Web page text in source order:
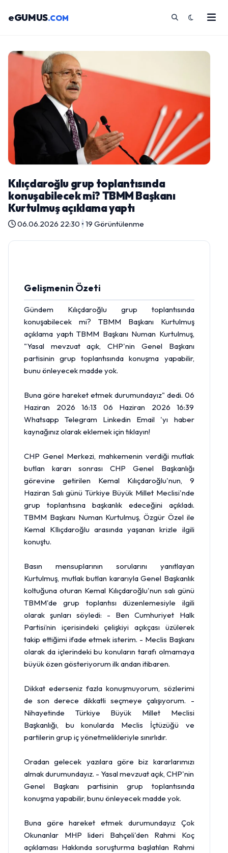
eGUMUS.COM
Kılıçdaroğlu grup toplantısında
konuşabilecek mi? TBMM Başkanı
Kurtulmuş açıklama yaptı
06.06.2026 22:30 •19 Görüntülenme
Gelişmenin Özeti
Gündem Kılıçdaroğlu grup toplantısında
konuşabilecek mi? TBMM Başkanı Kurtulmuş
açıklama yaptı TBMM Başkanı Numan Kurtulmuş,
"Yasal mevzuat açık, CHP'nin Genel Başkanı
partisinin grup toplantısında konuşma yapabilir,
bunu önleyecek madde yok.
Buna göre hareket etmek durumundayız" dedi. 06
Haziran 2026 16:13 06 Haziran 2026 16:39
Whatsapp Telegram Linkedin Email 'yı haber
kaynağınız olarak eklemek için tıklayın!
CHP Genel Merkezi, mahkemenin verdiği mutlak
butlan kararı sonrası CHP Genel Başkanlığı
görevine getirilen Kemal Kılıçdaroğlu'nun, 9
Haziran Salı günü Türkiye Büyük Millet Meclisi'nde
grup toplantısına başkanlık edeceğini açıkladı.
TBMM Başkanı Numan Kurtulmuş, Özgür Özel ile
Kemal KIlıçdaroğlu arasında yaşanan krizle ilgili
konuştu.
Basın mensuplarının sorularını yanıtlayan
Kurtulmuş, mutlak butlan kararıyla Genel Başkanlık
koltuğuna oturan Kemal Kılıçdaroğlu'nun salı günü
TBMM'de grup toplantısı düzenlemesiyle ilgili
olarak şunları söyledi: - Ben Cumhuriyet Halk
Partisi’nin içerisindeki çelişkiyi açıkçası üzülerek
takip ettiğimi ifade etmek isterim. - Meclis Başkanı
olarak da içlerindeki bu konuların tarafı olmamaya
büyük özen gösteriyorum ilk andan itibaren.
Dikkat ederseniz fazla konuşmuyorum, sözlerimi
de son derece dikkatli seçmeye çalışıyorum. -
Nihayetinde Türkiye Büyük Millet Meclisi
Başkanlığı, bu konularda Meclis İçtüzüğü ve
partilerin grup iç yönetmelikleriyle sınırlıdır.
Oradan gelecek yazılara göre biz kararlarımızı
almak durumundayız. - Yasal mevzuat açık, CHP'nin
Genel Başkanı partisinin grup toplantısında
konuşma yapabilir, bunu önleyecek madde yok.
Buna göre hareket etmek durumundayız Çok
Okunanlar MHP lideri Bahçeli'den Rahmi Koç
açıklaması Hakkında soruşturma başlatılan Rahmi